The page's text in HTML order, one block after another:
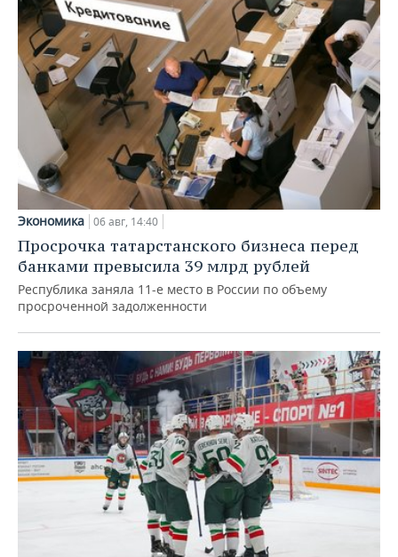
Экономика 06 авг, 14:40
Просрочка татарстанского бизнеса перед
банками превысила 39 млрд рублей
Республика заняла 11-е место в России по объему
просроченной задолженности